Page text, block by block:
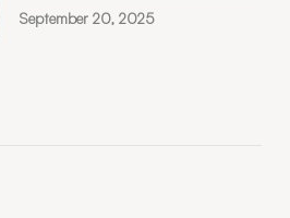
September 20, 2025